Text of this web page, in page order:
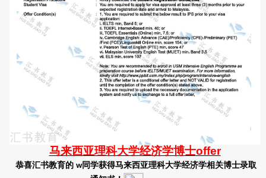
马来西亚理科大学经济学博士offer
恭喜汇书教育的 w同学获得马来西亚理科大学经济学相关博士录取